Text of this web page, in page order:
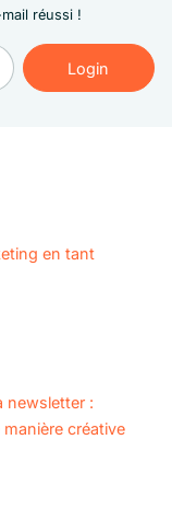
réussi !
Login
en tant
newsletter :
créative